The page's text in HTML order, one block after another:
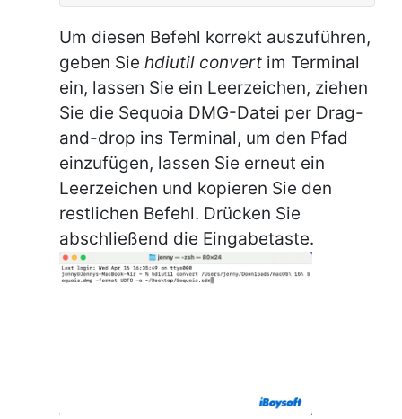
Um diesen Befehl korrekt auszuführen,
geben Sie hdiutil convert im Terminal
ein, lassen Sie ein Leerzeichen, ziehen
Sie die Sequoia DMG-Datei per Drag-
and-drop ins Terminal, um den Pfad
einzufügen, lassen Sie erneut ein
Leerzeichen und kopieren Sie den
restlichen Befehl. Drücken Sie
abschließend die Eingabetaste.